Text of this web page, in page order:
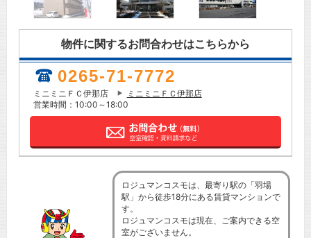
物件に関するお問合わせはこちらから
0265-71-7772
ミニミニＦＣ伊那店
ミニミニＦＣ伊那店
営業時間：10:00～18:00
ロジュマンコスモは、最寄り駅の「羽場
駅」から徒歩18分にある賃貸マンションで
す。
ロジュマンコスモは現在、ご案内できる空
室がございません。